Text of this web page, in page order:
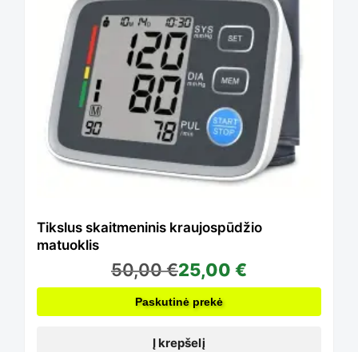
product
page
Tikslus skaitmeninis kraujospūdžio
matuoklis
50,00€25,00 €
Paskutinė prekė
Į krepšelį